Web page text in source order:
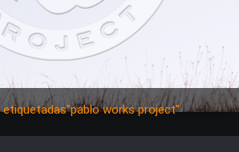
etiquetadas"pablo works project"